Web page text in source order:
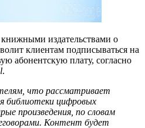
издательствами о
клиентам подписываться на
абонентскую плату, согласно
.
что рассматривает
библиотеки цифровых
произведения, по словам
Контент будет